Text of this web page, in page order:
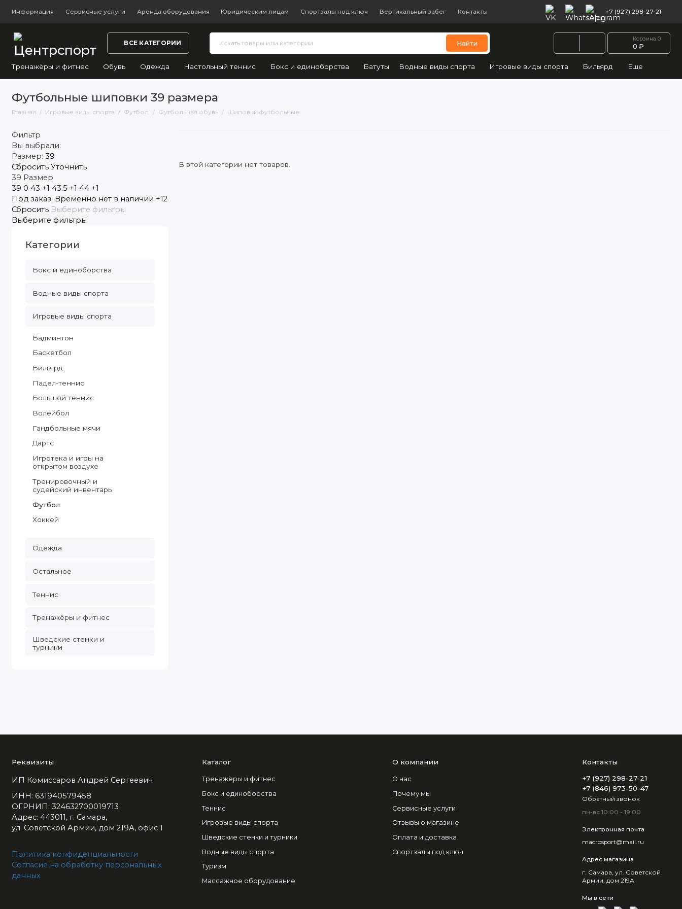
Информация Сервисные услуги Аренда оборудования Юридическим лицам Спортзалы под ключ Вертикальный забег Контакты +7 (927) 298-27-21
ВСЕ КАТЕГОРИИ Найти
Корзина 0
0 ₽
Тренажёры и фитнес Обувь Одежда Настольный теннис Бокс и единоборства Батуты Водные виды спорта Игровые виды спорта Бильярд Еще
Футбольные шиповки 39 размера
Главная Игровые виды спорта Футбол Футбольная обувь Шиповки футбольные
Фильтр
Вы выбрали:
Размер: 39
Сбросить Уточнить
39 Размер
39 0 43 +1 43.5 +1 44 +1
Под заказ. Временно нет в наличии +12
Сбросить Выберите фильтры
Выберите фильтры
Категории
Бокс и единоборства
Водные виды спорта
Игровые виды спорта
Бадминтон
Баскетбол
Бильярд
Падел-теннис
Большой теннис
Волейбол
Гандбольные мячи
Дартс
Игротека и игры на
открытом воздухе
Тренировочный и
судейский инвентарь
Футбол
Хоккей
Одежда
Остальное
Теннис
Тренажёры и фитнес
Шведские стенки и
турники
В этой категории нет товаров.
Реквизиты
ИП Комиссаров Андрей Сергеевич
ИНН: 631940579458
ОГРНИП: 324632700019713
Адрес: 443011, г. Самара,
ул. Советской Армии, дом 219А, офис 1
Политика конфиденциальности
Согласие на обработку персональных
данных
Каталог
Тренажёры и фитнес
Бокс и единоборства
Теннис
Игровые виды спорта
Шведские стенки и турники
Водные виды спорта
Туризм
Массажное оборудование
О компании
О нас
Почему мы
Сервисные услуги
Отзывы о магазине
Оплата и доставка
Спортзалы под ключ
Контакты
+7 (927) 298-27-21
+7 (846) 973-50-47
Обратный звонок
пн-вс 10:00 - 19:00
Электронная почта
macrosport@mail.ru
Адрес магазина
г. Самара, ул. Советской
Армии, дом 219А
Мы в сети